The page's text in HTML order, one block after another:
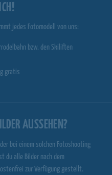
jedes Fotomodell von uns:
bzw. den Skiliften
gratis
AUSSEHEN?
bei einem solchen Fotoshooting
du alle Bilder nach dem
zur Verfügung gestellt.